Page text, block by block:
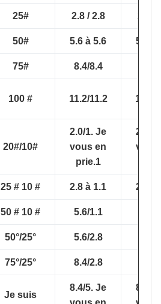
25# 2.8 / 2.8 2.8 /
50# 5.6 à 5.6 5.6 à
75# 8.4/8.4
100 # 11.2/11.2 11.2/
20#/10#
2.0/1. Je
vous en
prie.1
2.0/
vous
25 # 10 # 2.8 à 1.1 2.8 à
50 # 10 # 5.6/1.1
50°/25° 5.6/2.8
75°/25° 8.4/2.8
Je suis
8.4/5. Je
8.4/